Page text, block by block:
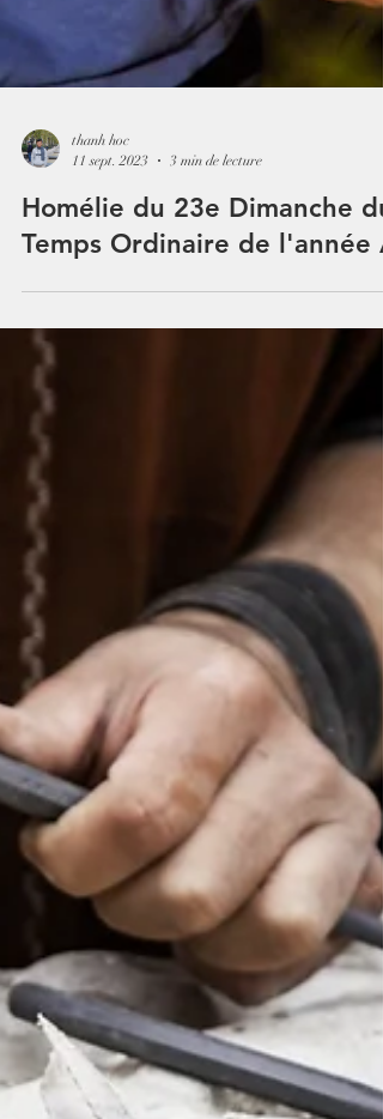
11 sept. 2023
3 min de lecture
Homélie du 23e Dimanche du
Temps Ordinaire de l'année A